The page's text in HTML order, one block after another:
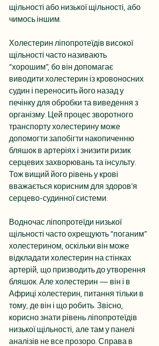
щільності або низької щільності, або
чимось іншим.
Холестерин ліпопротеїдів високої
щільності часто називають
“хорошим”, бо він допомагає
виводити холестерин із кровоносних
судин і переносить його назад у
печінку для обробки та виведення з
організму. Цей процес зворотного
транспорту холестерину може
допомогти запобігти накопиченню
бляшок в артеріях і знизити ризик
серцевих захворювань та інсульту.
Тож вищий його рівень у крові
вважається корисним для здоров’я
серцево-судинної системи.
Водночас ліпопротеїди низької
щільності часто охрещують “поганим”
холестерином, оскільки він може
відкладати холестерин на стінках
артерій, що призводить до утворення
бляшок. Але холестерин — він і в
Африці холестерин, питання тільки в
тому, де він і що робить. Звісно,
корисно знати рівень ліпопротеїдів
низької щільності, але там у панелі
аналізів не все прозоро. Справа в